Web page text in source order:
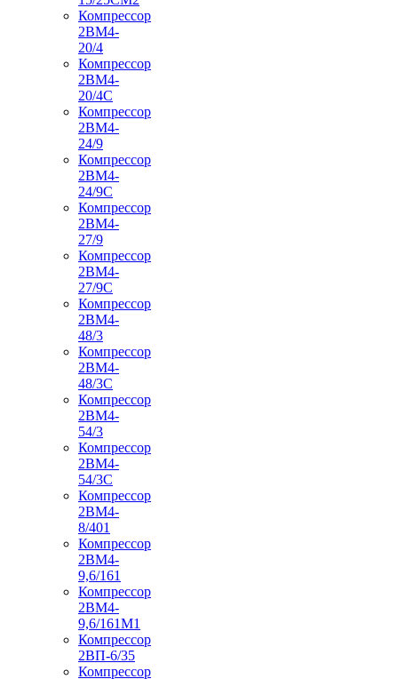
Компрессор
2ВМ4-
20/4
Компрессор
2ВМ4-
20/4С
Компрессор
2ВМ4-
24/9
Компрессор
2ВМ4-
24/9С
Компрессор
2ВМ4-
27/9
Компрессор
2ВМ4-
27/9С
Компрессор
2ВМ4-
48/3
Компрессор
2ВМ4-
48/3С
Компрессор
2ВМ4-
54/3
Компрессор
2ВМ4-
54/3С
Компрессор
2ВМ4-
8/401
Компрессор
2ВМ4-
9,6/161
Компрессор
2ВМ4-
9,6/161М1
Компрессор
2ВП-6/35
Компрессор